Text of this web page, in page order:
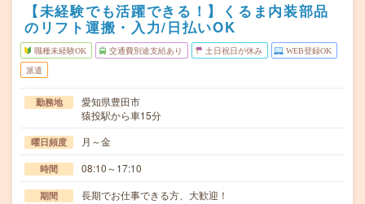
【未経験でも活躍できる！】くるま内装部品
のリフト運搬・入力/日払いOK
職種未経験OK 交通費別途支給あり 土日祝日が休み WEB登録OK
派遣
勤務地
愛知県豊田市
猿投駅から車15分
曜日頻度 月～金
時間 08:10～17:10
期間 長期でお仕事できる方、大歓迎！